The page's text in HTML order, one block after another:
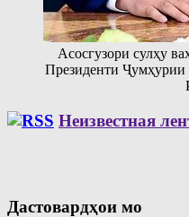
Асосгузори сулҳу
Президенти
Неизвестная
Дастовардҳои мо